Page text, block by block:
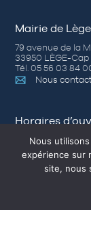
Mairie de
79 avenue de la
33950 LÈGE-Cap
Tél. 05 56 03 84
Nous
Horaires
– Du lundi au
– Vendredi de
– Samedi
Nous
expérience sur
site, nous